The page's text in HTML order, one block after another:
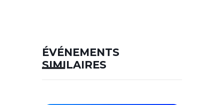
ÉVÉNEMENTS
SIMILAIRES